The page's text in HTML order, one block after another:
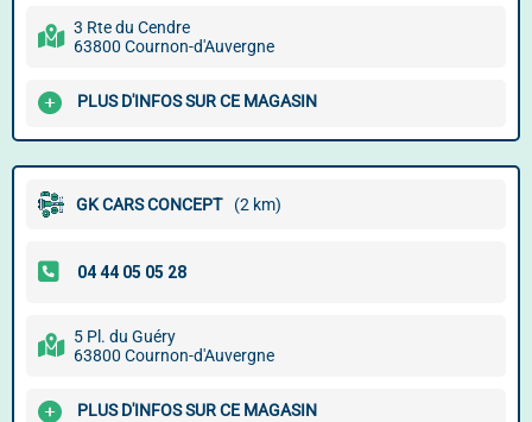
3 Rte du Cendre
63800 Cournon-d'Auvergne
PLUS D'INFOS SUR CE MAGASIN
GK CARS CONCEPT (2 km)
5 Pl. du Guéry
63800 Cournon-d'Auvergne
PLUS D'INFOS SUR CE MAGASIN